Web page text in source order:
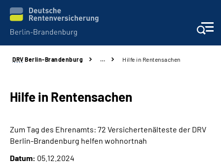
Aktuelles
Services
DRV Berlin-Brandenburg … Hilfe in Rentensachen
Hilfe in Rentensachen
Zum Tag des Ehrenamts: 72 Versichertenälteste der DRV
Berlin-Brandenburg helfen wohnortnah
Datum: 05.12.2024